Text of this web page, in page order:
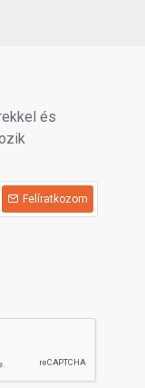
és
Felíratkozom